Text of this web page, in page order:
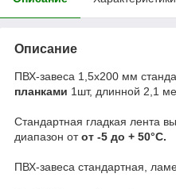
Описание
ПВХ-завеса 1,5х200 мм
планками 1шт, длинной 2,1
Стандартная гладкая лента
диапазон отот -5 до + 50°C.
ПВХ-завеса стандартная,